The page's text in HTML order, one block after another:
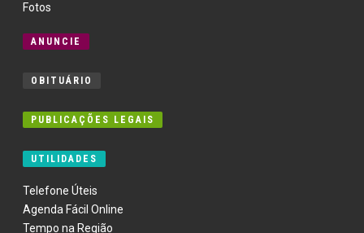
Fotos
ANUNCIE
OBITUÁRIO
PUBLICAÇÕES LEGAIS
UTILIDADES
Telefone Úteis
Agenda Fácil Online
Tempo na Região